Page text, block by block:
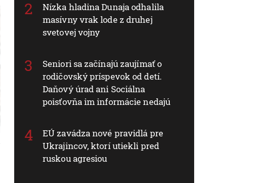
Nízka hladina Dunaja odhalila
masívny vrak lode z druhej
svetovej vojny
Seniori sa začínajú zaujímať o
rodičovský príspevok od detí.
Daňový úrad ani Sociálna
poisťovňa im informácie nedajú
EÚ zavádza nové pravidlá pre
Ukrajincov, ktorí utiekli pred
ruskou agresiou